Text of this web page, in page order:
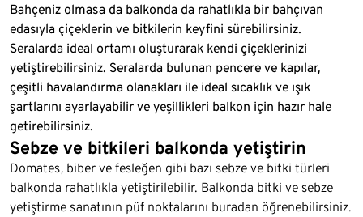
Bahçeniz olmasa da balkonda da rahatlıkla bir bahçıvan
edasıyla çiçeklerin ve bitkilerin keyfini sürebilirsiniz.
Seralarda ideal ortamı oluşturarak kendi çiçeklerinizi
yetiştirebilirsiniz. Seralarda bulunan pencere ve kapılar,
çeşitli havalandırma olanakları ile ideal sıcaklık ve ışık
şartlarını ayarlayabilir ve yeşillikleri balkon için hazır hale
getirebilirsiniz.
Sebze ve bitkileri balkonda yetiştirin
Domates, biber ve fesleğen gibi bazı sebze ve bitki türleri
balkonda rahatlıkla yetiştirilebilir. Balkonda bitki ve sebze
yetiştirme sanatının püf noktalarını buradan öğrenebilirsiniz.